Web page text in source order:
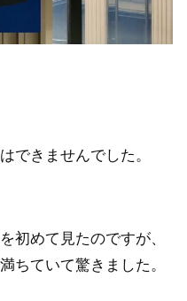
できませんでした。
初めて見たのですが、
ちていて驚きました。